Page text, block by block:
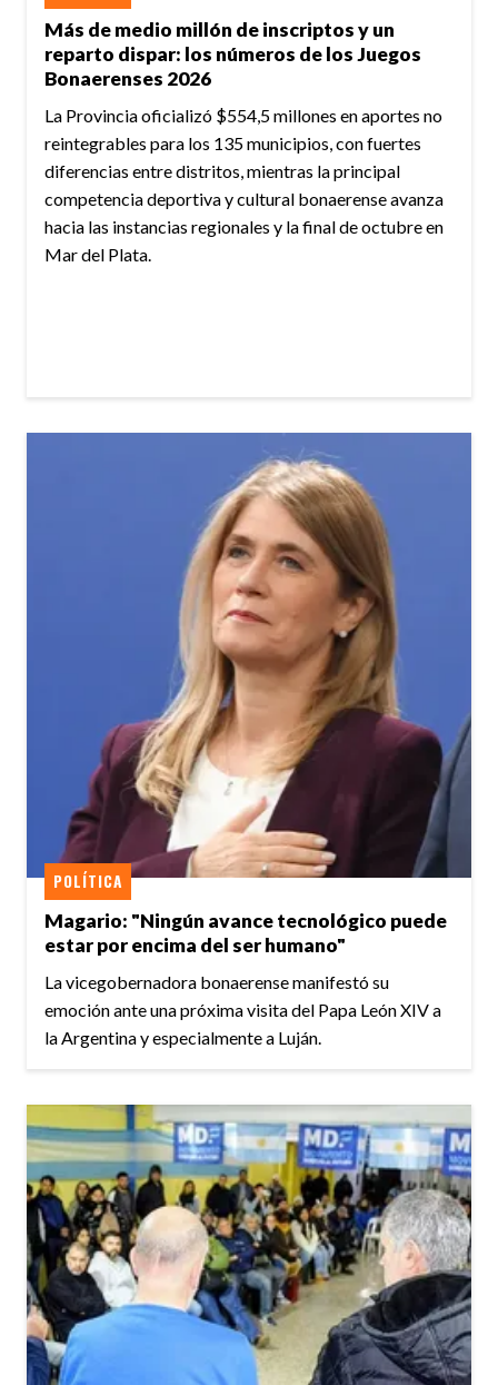
Más de medio millón de inscriptos y un
reparto dispar: los números de los Juegos
Bonaerenses 2026
La Provincia oficializó $554,5 millones en aportes no
reintegrables para los 135 municipios, con fuertes
diferencias entre distritos, mientras la principal
competencia deportiva y cultural bonaerense avanza
hacia las instancias regionales y la final de octubre en
Mar del Plata.
Magario: "Ningún avance tecnológico puede
estar por encima del ser humano"
POLÍTICA
La vicegobernadora bonaerense manifestó su
emoción ante una próxima visita del Papa León XIV a
la Argentina y especialmente a Luján.